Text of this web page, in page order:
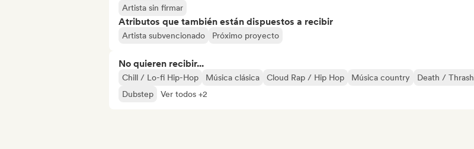
Artista sin firmar
Atributos que también están dispuestos a recibir
Artista subvencionado Próximo proyecto
No quieren recibir...
Chill / Lo-fi Hip-Hop Música clásica Cloud Rap / Hip Hop Música country
Death / Thrash
Dubstep
Ver todos +2